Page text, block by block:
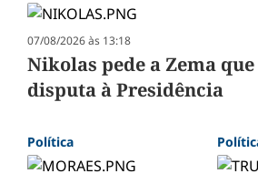
07/08/2026 às 13:18
Nikolas pede a Zema
disputa à Presidência
Política